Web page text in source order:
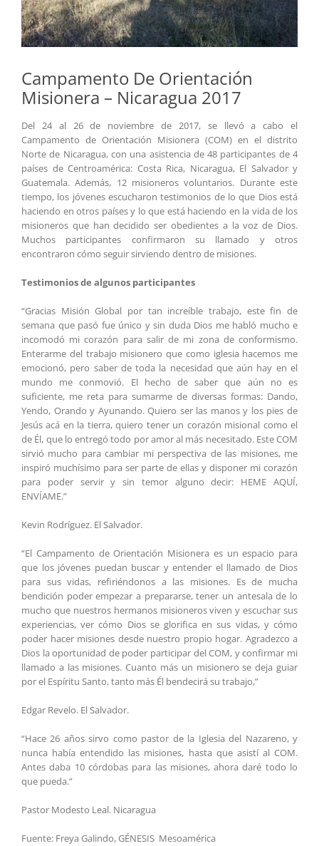
Campamento De Orientación
Misionera – Nicaragua 2017
Del 24 al 26 de noviembre de 2017, se llevó a cabo el
Campamento de Orientación Misionera (COM) en el distrito
Norte de Nicaragua, con una asistencia de 48 participantes de 4
países de Centroamérica: Costa Rica, Nicaragua, El Salvador y
Guatemala. Además, 12 misioneros voluntarios. Durante este
tiempo, los jóvenes escucharon testimonios de lo que Dios está
haciendo en otros países y lo que está haciendo en la vida de los
misioneros que han decidido ser obedientes a la voz de Dios.
Muchos participantes confirmaron su llamado y otros
encontraron cómo seguir sirviendo dentro de misiones.
Testimonios de algunos participantes
“Gracias Misión Global por tan increíble trabajo, este fin de
semana que pasó fue único y sin duda Dios me habló mucho e
incomodó mi corazón para salir de mi zona de conformismo.
Enterarme del trabajo misionero que como iglesia hacemos me
emocionó, pero saber de toda la necesidad que aún hay en el
mundo me conmovió. El hecho de saber que aún no es
suficiente, me reta para sumarme de diversas formas: Dando,
Yendo, Orando y Ayunando. Quiero ser las manos y los pies de
Jesús acá en la tierra, quiero tener un corazón misional como el
de Él, que lo entregó todo por amor al más necesitado. Este COM
sirvió mucho para cambiar mi perspectiva de las misiones, me
inspiró muchísimo para ser parte de ellas y disponer mi corazón
para poder servir y sin temor alguno decir: HEME AQUÍ,
ENVÍAME.”
Kevin Rodríguez. El Salvador.
“El Campamento de Orientación Misionera es un espacio para
que los jóvenes puedan buscar y entender el llamado de Dios
para sus vidas, refiriéndonos a las misiones. Es de mucha
bendición poder empezar a prepararse, tener un antesala de lo
mucho que nuestros hermanos misioneros viven y escuchar sus
experiencias, ver cómo Dios se glorifica en sus vidas, y cómo
poder hacer misiones desde nuestro propio hogar. Agradezco a
Dios la oportunidad de poder participar del COM, y confirmar mi
llamado a las misiones. Cuanto más un misionero se deja guiar
por el Espíritu Santo, tanto más Él bendecirá su trabajo,”
Edgar Revelo. El Salvador.
“Hace 26 años sirvo como pastor de la Iglesia del Nazareno, y
nunca había entendido las misiones, hasta que asistí al COM.
Antes daba 10 córdobas para las misiones, ahora daré todo lo
que pueda.”
Pastor Modesto Leal. Nicaragua
Fuente: Freya Galindo, GÉNESIS Mesoamérica